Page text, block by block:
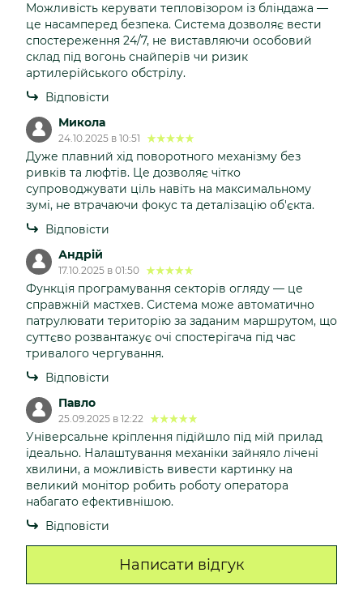
Можливість керувати тепловізором із бліндажа —
це насамперед безпека. Система дозволяє вести
спостереження 24/7, не виставляючи особовий
склад під вогонь снайперів чи ризик
артилерійського обстрілу.
Відповісти
Микола
24.10.2025 в 10:51
Дуже плавний хід поворотного механізму без
ривків та люфтів. Це дозволяє чітко
супроводжувати ціль навіть на максимальному
зумі, не втрачаючи фокус та деталізацію об'єкта.
Відповісти
Андрій
17.10.2025 в 01:50
Функція програмування секторів огляду — це
справжній мастхев. Система може автоматично
патрулювати територію за заданим маршрутом, що
суттєво розвантажує очі спостерігача під час
тривалого чергування.
Відповісти
Павло
25.09.2025 в 12:22
Універсальне кріплення підійшло під мій прилад
ідеально. Налаштування механіки зайняло лічені
хвилини, а можливість вивести картинку на
великий монітор робить роботу оператора
набагато ефективнішою.
Відповісти
Написати відгук